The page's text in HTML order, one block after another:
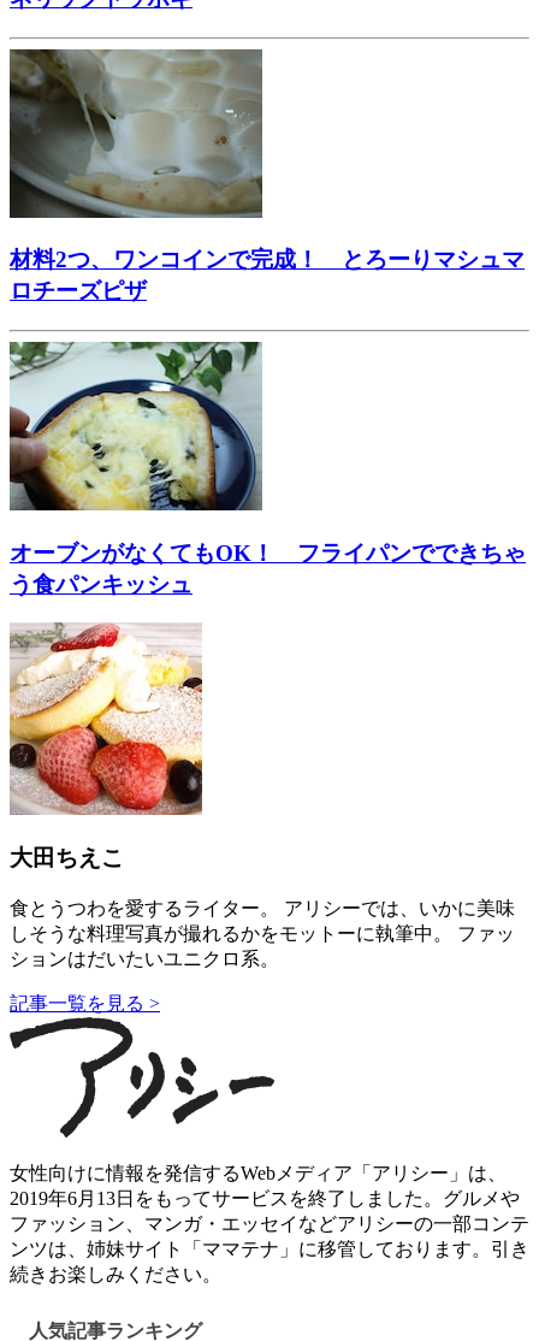
材料2つ、ワンコインで完成！ とろーりマシュマ
ロチーズピザ
オーブンがなくてもOK！ フライパンでできちゃ
う食パンキッシュ
大田ちえこ
食とうつわを愛するライター。 アリシーでは、いかに美味
しそうな料理写真が撮れるかをモットーに執筆中。 ファッ
ションはだいたいユニクロ系。
記事一覧を見る >
女性向けに情報を発信するWebメディア「アリシー」は、
2019年6月13日をもってサービスを終了しました。グルメや
ファッション、マンガ・エッセイなどアリシーの一部コンテ
ンツは、姉妹サイト「ママテナ」に移管しております。引き
続きお楽しみください。
人気記事ランキング